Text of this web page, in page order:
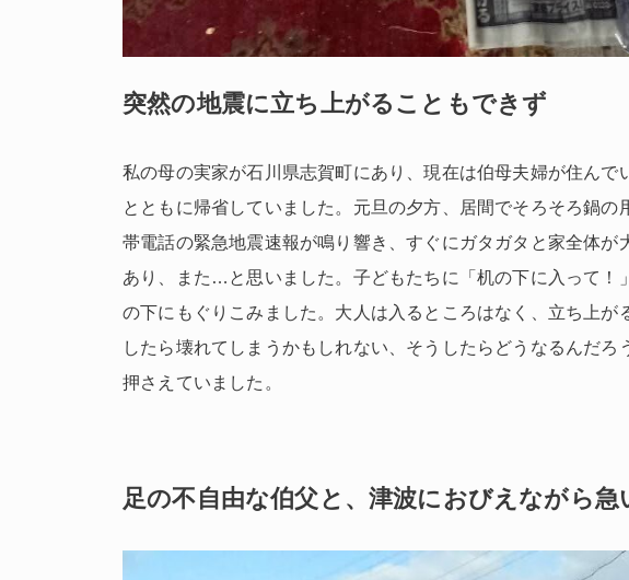
突然の地震に立ち上がることもできず
私の母の実家が石川県志賀町にあり、現在は伯母夫婦が住んで
とともに帰省していました。元旦の夕方、居間でそろそろ鍋
帯電話の緊急地震速報が鳴り響き、すぐにガタガタと家全体が
あり、また … と思いました。子どもたちに「机の下に入って
の下にもぐりこみました。大人は入るところはなく、立ち上
したら壊れてしまうかもしれない、そうしたらどうなるんだろ
押さえていました。
足の不自由な伯父と、 津波におびえながら急